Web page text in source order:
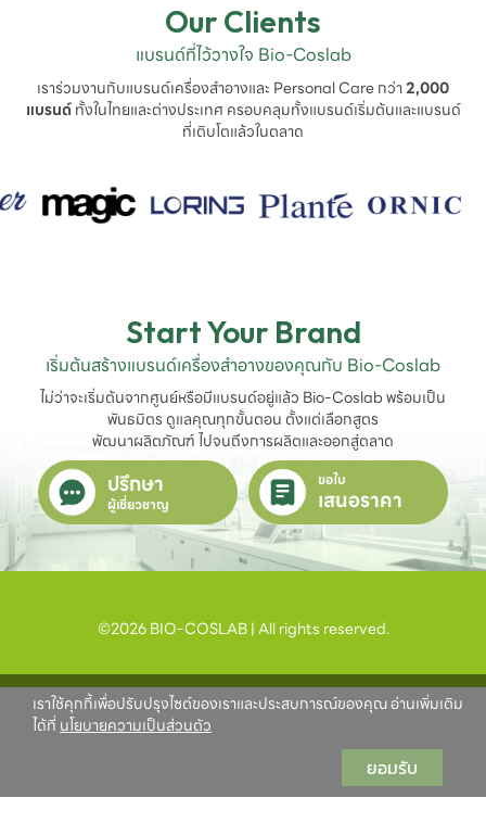
Our Clients
แบรนด์ที่ไว้วางใจ Bio-Coslab
เราร่วมงานกับแบรนด์เครื่องสำอางและ Personal Care กว่า2,000
แบรนด์ทั้งในไทยและต่างประเทศ ครอบคลุมทั้งแบรนด์เริ่มต้นและแบรนด์
ที่เติบโตแล้วในตลาด
Start Your Brand
เริ่มต้นสร้างแบรนด์เครื่องสำอางของคุณกับ Bio-Coslab
ไม่ว่าจะเริ่มต้นจากศูนย์หรือมีแบรนด์อยู่แล้ว Bio-Coslab พร้อมเป็น
พันธมิตร ดูแลคุณทุกขั้นตอน ตั้งแต่เลือกสูตร
พัฒนาผลิตภัณฑ์ ไปจนถึงการผลิตและออกสู่ตลาด
ปรึกษา
ผู้เชี่ยวชาญ
ขอใบ
เสนอราคา
©2026 BIO-COSLAB | All rights reserved.
เราใช้คุกกี้เพื่อปรับปรุงไซต์ของเราและประสบการณ์ของคุณ อ่านเพิ่มเติม
ได้ที่ นโยบายความเป็นส่วนตัว
ยอมรับ